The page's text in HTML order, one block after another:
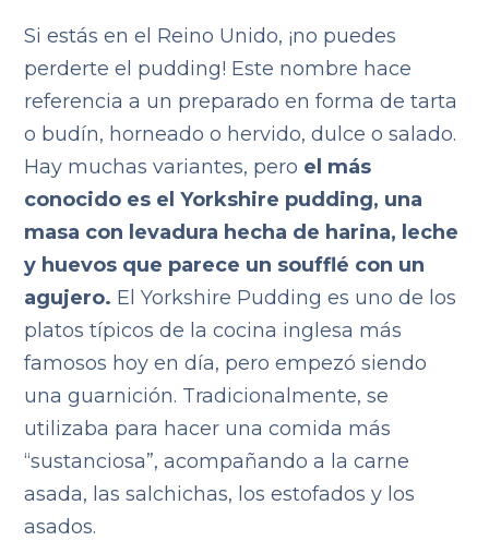
Si estás en el Reino Unido, ¡no puedes
perderte el pudding! Este nombre hace
referencia a un preparado en forma de tarta
o budín, horneado o hervido, dulce o salado.
Hay muchas variantes, pero el más
conocido es el Yorkshire pudding, una
masa con levadura hecha de harina, leche
y huevos que parece un soufflé con un
agujero. El Yorkshire Pudding es uno de los
platos típicos de la cocina inglesa más
famosos hoy en día, pero empezó siendo
una guarnición. Tradicionalmente, se
utilizaba para hacer una comida más
“sustanciosa”, acompañando a la carne
asada, las salchichas, los estofados y los
asados.